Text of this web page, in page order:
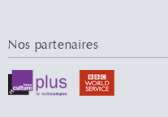
Nos partenaires